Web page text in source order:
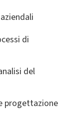
di
del
progettazione